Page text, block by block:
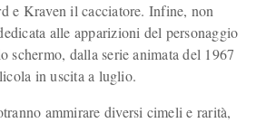
e Kraven il cacciatore. Infine, non
alle apparizioni del personaggio
schermo, dalla serie animata del 1967
in uscita a luglio.
ammirare diversi cimeli e rarità,